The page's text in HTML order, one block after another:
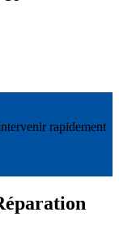
rapidement